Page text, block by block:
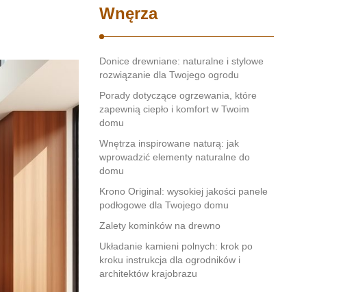
Wnęrza
Donice drewniane: naturalne i stylowe
rozwiązanie dla Twojego ogrodu
Porady dotyczące ogrzewania, które
zapewnią ciepło i komfort w Twoim
domu
Wnętrza inspirowane naturą: jak
wprowadzić elementy naturalne do
domu
Krono Original: wysokiej jakości panele
podłogowe dla Twojego domu
Zalety kominków na drewno
Układanie kamieni polnych: krok po
kroku instrukcja dla ogrodników i
architektów krajobrazu